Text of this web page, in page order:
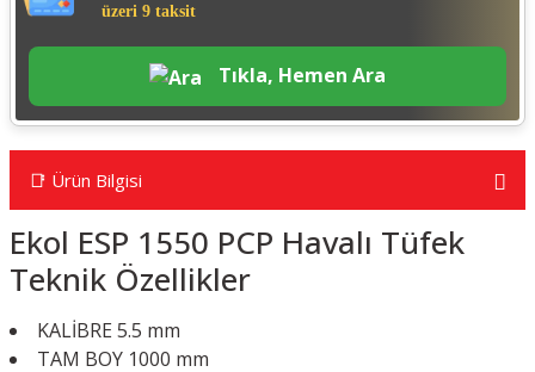
üzeri 9 taksit
Tıkla, Hemen Ara
📑 Ürün Bilgisi
Ekol ESP 1550 PCP Havalı Tüfek
Teknik Özellikler
KALİBRE 5.5 mm
TAM BOY 1000 mm